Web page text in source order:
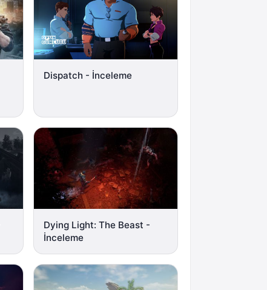
Dispatch - İnceleme
Dying Light: The Beast -
İnceleme